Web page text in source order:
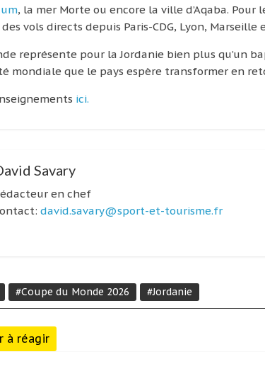
, la mer Morte ou encore la ville d’Aqaba. Pour
vols directs depuis Paris-CDG, Lyon, Marseille
représente pour la Jordanie bien plus qu’un
mondiale que le pays espère transformer en
ici.
Savary
en chef
david.savary@sport-et-tourisme.fr
#Coupe du Monde 2026 #Jordanie
à réagir